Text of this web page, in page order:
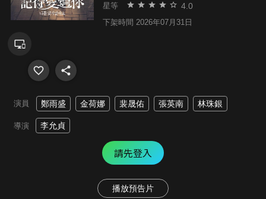
星等 4.0
下架時間 2026年07月31日
演員 鄭雨盛 金荷娜 裴晟佑 張英南 林珠銀
導演 李允貞
請先登入
播放預告片